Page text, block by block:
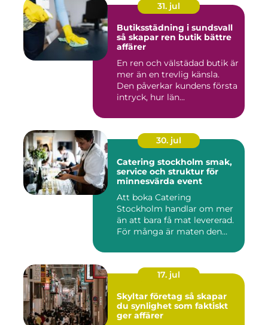
31. jul
Butiksstädning i sundsvall
så skapar ren butik bättre
affärer
En ren och välstädad butik är
mer än en trevlig känsla.
Den påverkar kundens första
intryck, hur län...
30. jul
Catering stockholm smak,
service och struktur för
minnesvärda event
Att boka Catering
Stockholm handlar om mer
än att bara få mat levererad.
För många är maten den
17. jul
Skyltar företag så skapar
du synlighet som faktiskt
ger affärer